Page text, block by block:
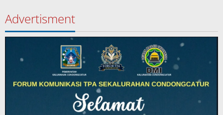
Advertisment